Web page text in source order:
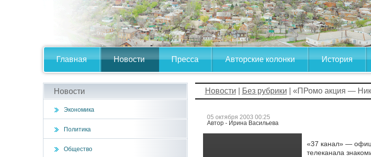
Главная Новости Пресса Авторские колонки История
Новости
Экономика
Политика
Общество
Новости Без рубрики | «ПРомо акция —
05 октября 2003 00:25
Автор - Ирина Васильева
«37 канал» —
телеканала